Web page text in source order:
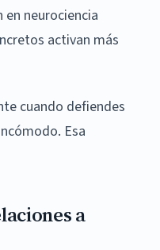
neurociencia
activan más
cuando defiendes
Esa
a